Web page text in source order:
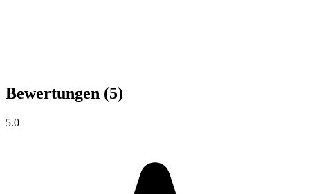
Bewertungen (5)
5.0